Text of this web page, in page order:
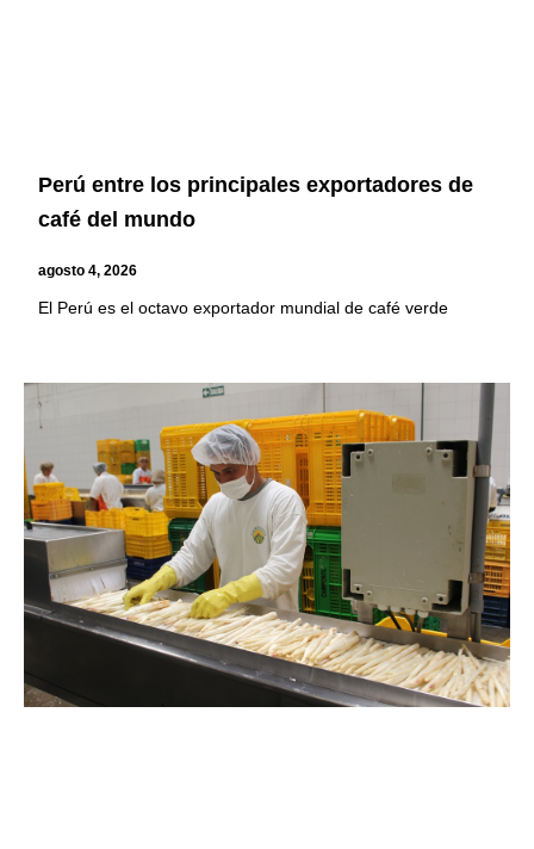
Perú entre los principales exportadores de
café del mundo
agosto 4, 2026
El Perú es el octavo exportador mundial de café verde